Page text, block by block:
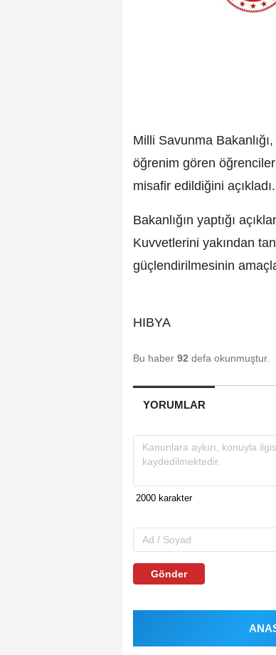
Milli Savunma
öğrenim gören
misafir edildiğini açıkladı.
Bakanlığın yaptığı
Kuvvetlerini yakından
güçlendirilmesinin
HIBYA
Bu haber 92 defa okunmuştur.
YORUMLAR
Gönder